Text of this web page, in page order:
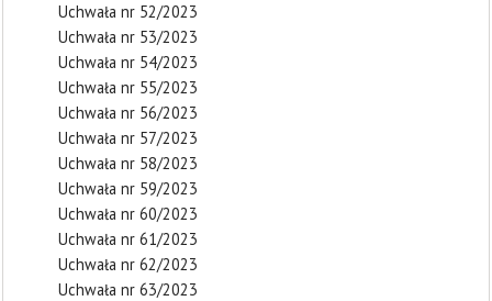
Uchwała nr 52/2023
Uchwała nr 53/2023
Uchwała nr 54/2023
Uchwała nr 55/2023
Uchwała nr 56/2023
Uchwała nr 57/2023
Uchwała nr 58/2023
Uchwała nr 59/2023
Uchwała nr 60/2023
Uchwała nr 61/2023
Uchwała nr 62/2023
Uchwała nr 63/2023